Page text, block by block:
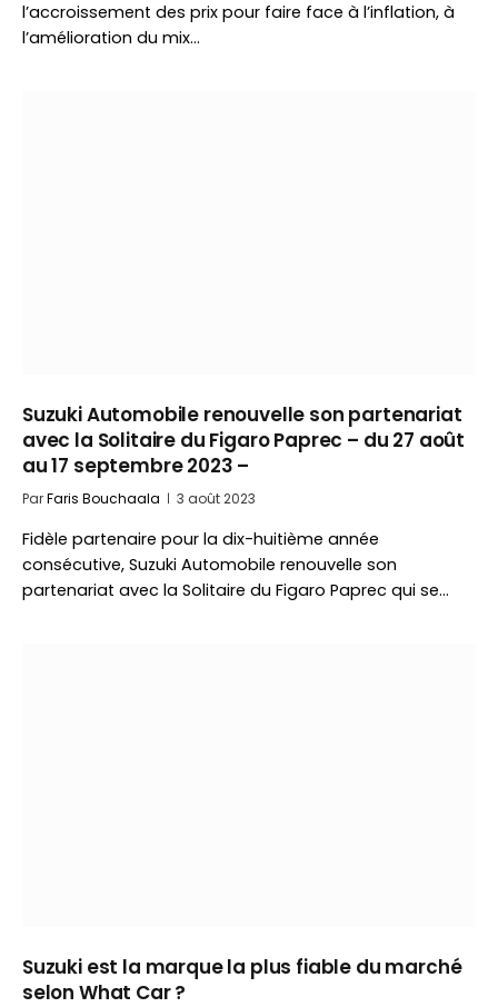
l’accroissement des prix pour faire face à l’inflation, à
l’amélioration du mix…
Suzuki Automobile renouvelle son partenariat
avec la Solitaire du Figaro Paprec – du 27 août
au 17 septembre 2023 –
ParFaris Bouchaala 3 août 2023
Fidèle partenaire pour la dix-huitième année
consécutive, Suzuki Automobile renouvelle son
partenariat avec la Solitaire du Figaro Paprec qui se…
Suzuki est la marque la plus fiable du marché
selon What Car ?